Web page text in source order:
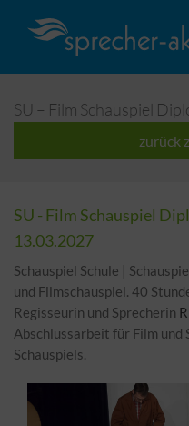
SU – Film Schauspiel
zurück
SU - Film Schauspiel
13.03.2027
Schauspiel Schule |
und Filmschauspiel. 40
Regisseurin und Sprecherin
Abschlussarbeit für Film und
Schauspiels.